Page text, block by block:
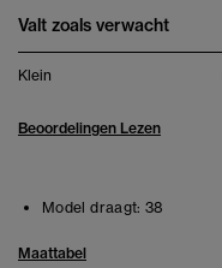
Valt zoals verwacht
Klein
Beoordelingen Lezen
Model draagt: 38
Maattabel